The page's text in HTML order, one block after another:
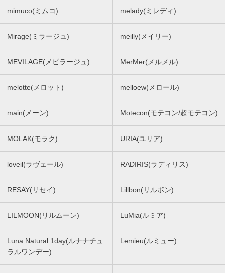
mimuco(ミムコ) melady(ミレディ)
Mirage(ミラージュ) meilly(メイリー)
MEVILAGE(メビラージュ) MerMer(メルメル)
melotte(メロット) melloew(メロール)
main(メーン) Motecon(モテコン/超モテコン)
MOLAK(モラク) URIA(ユリア)
loveil(ラヴェール) RADIRIS(ラディリス)
RESAY(リセイ) Lillbon(リルボン)
LILMOON(リルムーン) LuMia(ルミア)
Luna Natural 1day(ルナナチュ
ラルワンデー)
Lemieu(ルミュー)